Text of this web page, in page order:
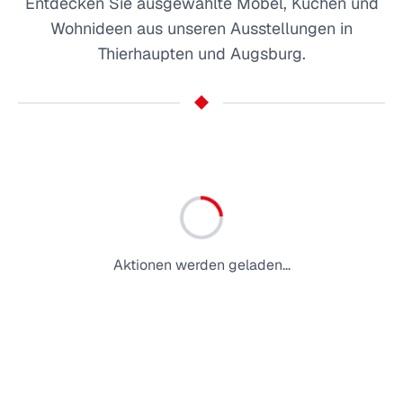
Wohnideen aus unseren Ausstellungen in
Thierhaupten und Augsburg.
Aktionen werden geladen...